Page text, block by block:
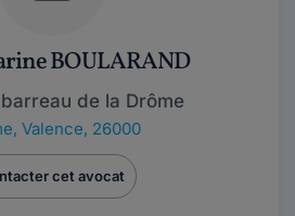
BOULARAND
de la Drôme
, Valence, 26000
cet avocat